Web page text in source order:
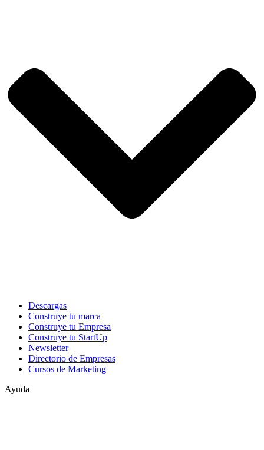
Descargas
Construye tu marca
Construye tu Empresa
Construye tu StartUp
Newsletter
Directorio de Empresas
Cursos de Marketing
Ayuda